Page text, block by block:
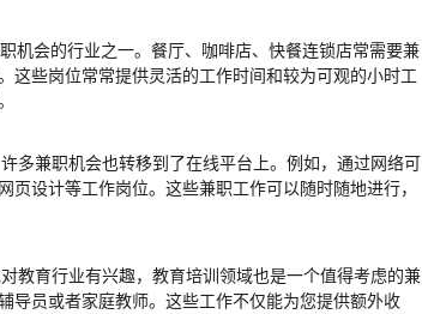
机会的行业之一。餐厅、咖啡店、快餐连锁店常需要兼
这些岗位常常提供灵活的工作时间和较为可观的小时工
多兼职机会也转移到了在线平台上。例如，通过网络可
页设计等工作岗位。这些兼职工作可以随时随地进行，
教育行业有兴趣，教育培训领域也是一个值得考虑的兼
导员或者家庭教师。这些工作不仅能为您提供额外收